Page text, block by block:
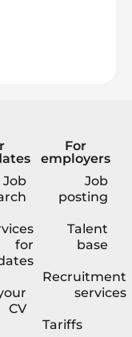
Job
for
CV
For
employers
Job
posting
Talent
base
Recruitment
services
Tariffs